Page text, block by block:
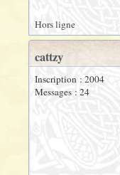
Hors ligne
cattzy
Inscription : 2004
Messages : 24